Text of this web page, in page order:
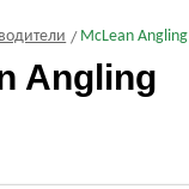
McLean Angling
Angling